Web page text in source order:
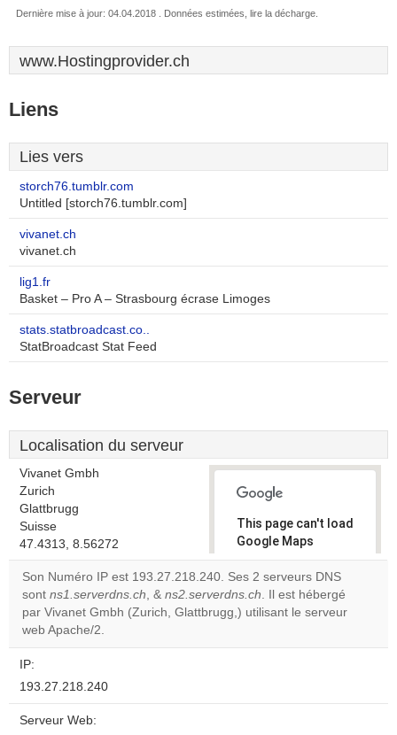
Dernière mise à jour: 04.04.2018 . Données estimées, lire la décharge.
www.Hostingprovider.ch
Liens
Lies vers
storch76.tumblr.com
Untitled [storch76.tumblr.com]
vivanet.ch
vivanet.ch
lig1.fr
Basket – Pro A – Strasbourg écrase Limoges
stats.statbroadcast.co..
StatBroadcast Stat Feed
Serveur
Localisation du serveur
Vivanet Gmbh
Zurich
Glattbrugg
Suisse
47.4313, 8.56272
This page can't load
Google Maps
correctly.
Do you
own this
OK
Son Numéro IP est 193.27.218.240. Ses 2 serveurs DNS
sont ns1.serverdns.ch, & ns2.serverdns.ch. Il est hébergé
par Vivanet Gmbh (Zurich, Glattbrugg,) utilisant le serveur
web Apache/2.
IP:
193.27.218.240
Serveur Web: